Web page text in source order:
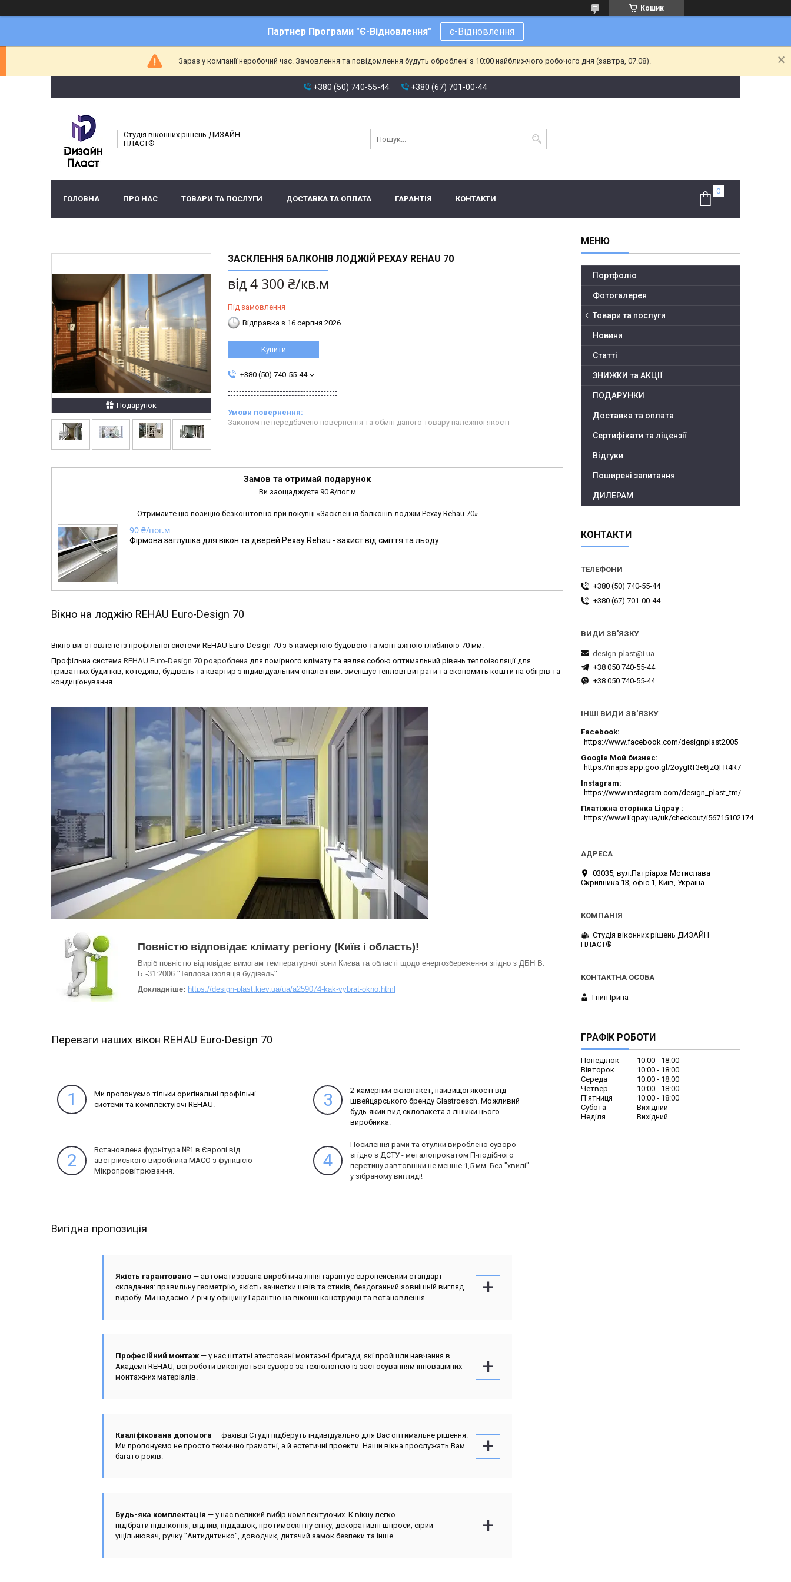
Кошик
Партнер Програми "Є-Відновлення" є-Відновлення
Зараз у компанії неробочий час. Замовлення та повідомлення будуть оброблені з 10:00 найближчого робочого дня (завтра, 07.08).
+380 (50) 740-55-44 +380 (67) 701-00-44
Студія віконних рішень ДИЗАЙН
ПЛАСТ®
ГОЛОВНА ПРО НАС ТОВАРИ ТА ПОСЛУГИ ДОСТАВКА ТА ОПЛАТА ГАРАНТІЯ КОНТАКТИ
Подарунок
ЗАСКЛЕННЯ БАЛКОНІВ ЛОДЖІЙ РЕХАУ REHAU 70
від4 300 ₴/кв.м
Під замовлення
Відправка з 16 серпня 2026
Купити
+380 (50) 740-55-44
Законом не передбачено повернення та обмін даного товару належної якості
Замов та отримай подарунок
Ви заощаджуєте 90 ₴/пог.м
Отримайте цю позицію безкоштовно при покупці «Засклення балконів лоджій Рехау Rehau 70»
90 ₴/пог.м
Фірмова заглушка для вікон та дверей Рехау Rehau - захист від сміття та льоду
Вікно на лоджію REHAU Euro-Design 70
Вікно виготовлене із профільної системи REHAU Euro-Design 70 з 5-камерною будовою та монтажною глибиною 70 мм.
Профільна система REHAU Euro-Design 70 розроблена для помірного клімату та являє собою оптимальний рівень теплоізоляції для
приватних будинків, котеджів, будівель та квартир з індивідуальним опаленням: зменшує теплові витрати та економить кошти на обігрів та
кондиціонування.
Повністю відповідає клімату регіону (Київ і область)!
Виріб повністю відповідає вимогам температурної зони Києва та області щодо енергозбереження згідно з ДБН В.
Б.-31:2006 "Теплова ізоляція будівель".
Докладніше: https://design-plast.kiev.ua/ua/a259074-kak-vybrat-okno.html
Переваги наших вікон REHAU Euro-Design 70
1
Ми пропонуємо тільки оригінальні профільні
системи та комплектуючі REHAU.
3
2-камерний склопакет, найвищої якості від
швейцарського бренду Glastroesch. Можливий
будь-який вид склопакета з лінійки цього
виробника.
2
Встановлена фурнітура №1 в Європі від
австрійського виробника MACO з функцією
Мікропровітрювання.
4
Посилення рами та стулки вироблено суворо
згідно з ДСТУ - металопрокатом П-подібного
перетину завтовшки не менше 1,5 мм. Без "хвилі"
у зібраному вигляді!
Вигідна пропозиція
Якість гарантовано — автоматизована виробнича лінія гарантує європейський стандарт
складання: правильну геометрію, якість зачистки швів та стиків, бездоганний зовнішній вигляд
виробу. Ми надаємо 7-річну офіційну Гарантію на віконні конструкції та встановлення.
Професійний монтаж — у нас штатні атестовані монтажні бригади, які пройшли навчання в
Академії REHAU, всі роботи виконуються суворо за технологією із застосуванням інноваційних
монтажних матеріалів.
Кваліфікована допомога — фахівці Студії підберуть індивідуально для Вас оптимальне рішення.
Ми пропонуємо не просто технично грамотні, а й естетичні проекти. Наши вікна прослужать Вам
багато років.
Будь-яка комплектація — у нас великий вибір комплектуючих. К вікну легко
підібрати підвіконня, відлив, піддашок, протимоскітну сітку, декоративні шпроси, сірий
ущільнювач, ручку "Антидитинко", доводчик, дитячий замок безпеки та інше.
Портфоліо
Фотогалерея
Товари та послуги
Новини
Статті
ЗНИЖКИ та АКЦІЇ
ПОДАРУНКИ
Доставка та оплата
Сертифікати та ліцензії
Відгуки
Поширені запитання
ДИЛЕРАМ
КОНТАКТИ
+380 (50) 740-55-44
+380 (67) 701-00-44
design-plast@i.ua
+38 050 740-55-44
+38 050 740-55-44
ІНШІ ВИДИ ЗВ'ЯЗКУ
Facebook
https://www.facebook.com/designplast2005
Google Мой бизнес
https://maps.app.goo.gl/2oygRT3e8jzQFR4R7
Instagram
https://www.instagram.com/design_plast_tm/
Платіжна сторінка Liqpay
https://www.liqpay.ua/uk/checkout/i56715102174
03035, вул.Патріарха Мстислава
Скрипника 13, офіс 1, Київ, Україна
Студія віконних рішень ДИЗАЙН
ПЛАСТ®
Гнип Ірина
ГРАФІК РОБОТИ
Понеділок 10:00
18:00
Вівторок
10:00
18:00
Середа
10:00
18:00
Четвер
10:00
18:00
Пʼятниця
10:00
18:00
Субота
Вихідний
Неділя
Вихідний